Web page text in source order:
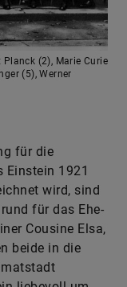
(2), Marie Curie
(5), Werner
für die
Einstein 1921
wird, sind
für das Ehe-
Cousine Elsa,
beide in die